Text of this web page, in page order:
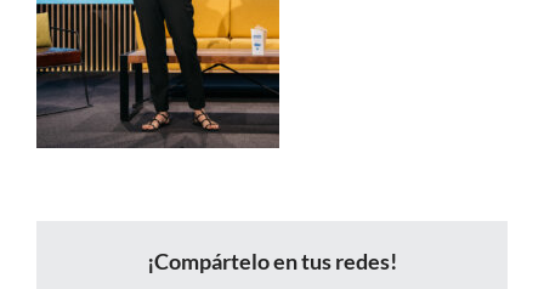
¡Compártelo en tus redes!